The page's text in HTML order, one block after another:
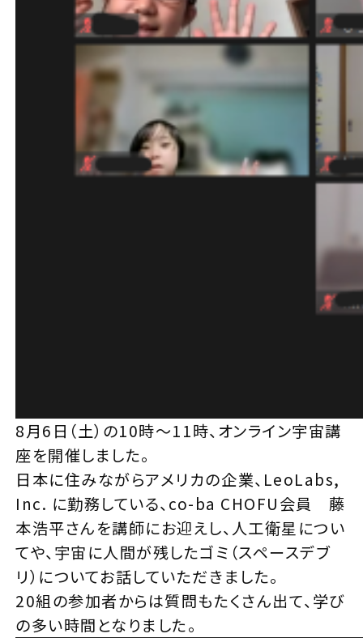
8月6日（土）の10時～11時、オンライン宇宙講
座を開催しました。
日本に住みながらアメリカの企業、 LeoLabs,
Inc. に勤務している、co-ba CHOFU会員 藤
本浩平さんを講師にお迎えし、人工衛星につい
てや、宇宙に人間が残したゴミ（スペースデブ
リ）についてお話していただきました。
20組の参加者からは質問もたくさん出て、学び
の多い時間となりました。